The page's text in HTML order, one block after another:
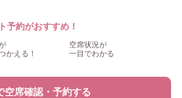
予約がおすすめ！
かえる！
空席状況が
一目でわかる
空席確認・予約する